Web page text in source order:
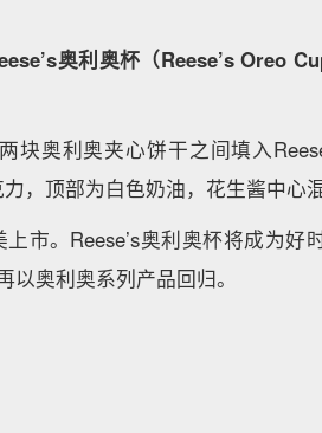
奥利奥杯（Reese’s Oreo
块奥利奥夹心饼干之间填入
，顶部为白色奶油，花生酱中心
市。Reese’s奥利奥杯将成为好
以奥利奥系列产品回归。